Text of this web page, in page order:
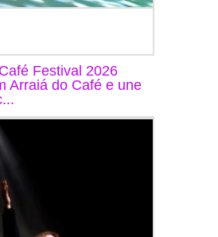
Festival 2026
Arraiá do Café e une